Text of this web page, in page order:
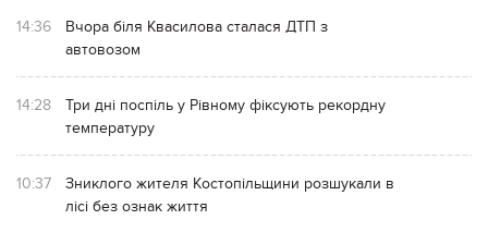
14:36
Вчора біля Квасилова сталася ДТП з
автовозом
14:28
Три дні поспіль у Рівному фіксують рекордну
температуру
10:37
Зниклого жителя Костопільщини розшукали в
лісі без ознак життя